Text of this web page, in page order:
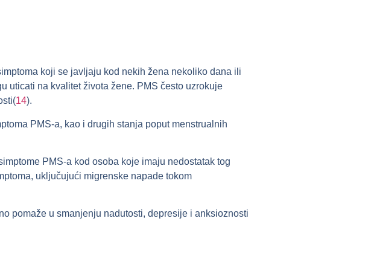
koji se javljaju kod nekih žena nekoliko dana ili
uticati na kvalitet života žene. PMS često uzrokuje
14).
PMS-a, kao i drugih stanja poput menstrualnih
PMS-a kod osoba koje imaju nedostatak tog
uključujući migrenske napade tokom
pomaže u smanjenju nadutosti, depresije i anksioznosti